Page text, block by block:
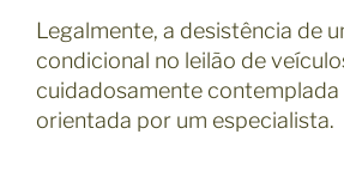
Legalmente, a desistência de
condicional no leilão de
cuidadosamente contemplada
orientada por um especialista.